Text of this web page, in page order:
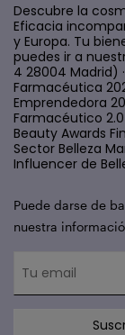
Descubre la
Eficacia
y Europa. Tu
puedes ir a
4 28004 Madrid)
Farmacéutica
Emprendedora
Farmacéutico 2.0
Beauty Awards
Sector Belleza
Influencer de
Puede darse de
nuestra